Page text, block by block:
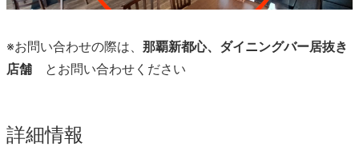
※お問い合わせの際は、 那覇新都心、ダイニングバー居抜き
店舗 とお問い合わせください
詳細情報